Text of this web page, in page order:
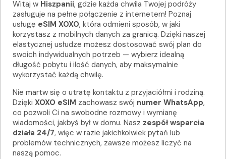
Witaj w Hiszpanii, gdzie każda chwila Twojej podróży
zasługuje na pełne połączenie z internetem! Poznaj
usługę eSIM XOXO, która odmieni sposób, w jaki
korzystasz z mobilnych danych za granicą. Dzięki naszej
elastycznej usłudze możesz dostosować swój plan do
swoich indywidualnych potrzeb — wybierz idealną
długość pobytu i ilość danych, aby maksymalnie
wykorzystać każdą chwilę.
Nie martw się o utratę kontaktu z przyjaciółmi i rodziną.
Dzięki XOXO eSIM zachowasz swój numer WhatsApp,
co pozwoli Ci na swobodne rozmowy i wymianę
wiadomości, jakbyś był w domu. Nasz zespół wsparcia
działa 24/7, więc w razie jakichkolwiek pytań lub
problemów technicznych, zawsze możesz liczyć na
naszą pomoc.